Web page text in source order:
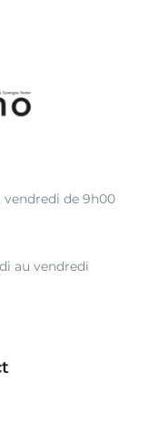
de 9h00
au vendredi